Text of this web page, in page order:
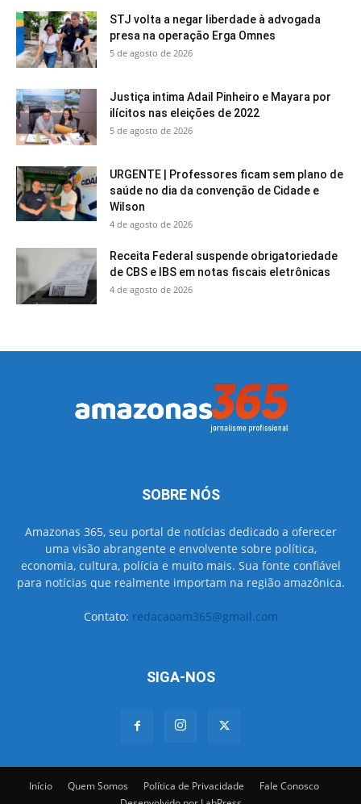
STJ volta a negar liberdade à advogada
presa na operação Erga Omnes
5 de agosto de 2026
Justiça intima Adail Pinheiro e Mayara por
ilícitos nas eleições de 2022
5 de agosto de 2026
URGENTE | Professores ficam sem plano de
saúde no dia da convenção de Cidade e
Wilson
4 de agosto de 2026
Receita Federal suspende obrigatoriedade
de CBS e IBS em notas fiscais eletrônicas
4 de agosto de 2026
SOBRE NÓS
Amazonas 365, seu portal de notícias dedicado a oferecer
uma visão abrangente e envolvente sobre política,
economia, cultura, polícia e muito mais. Sua fonte confiável
para notícias que realmente importam na região amazônica.
Contato: redacaoam365@gmail.com
SIGA-NOS
Início Quem Somos Política de Privacidade
Fale Conosco